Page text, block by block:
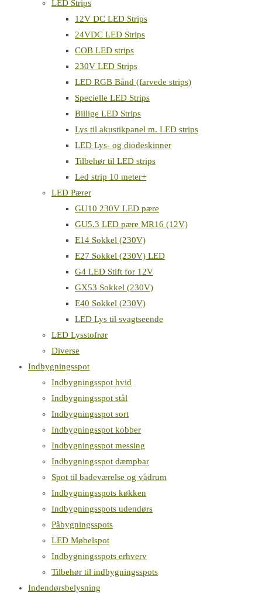
LED Strips
12V DC LED Strips
24VDC LED Strips
COB LED strips
230V LED Strips
LED RGB Bånd (farvede strips)
Specielle LED Strips
Billige LED Strips
Lys til akustikpanel m. LED strips
LED Lys- og diodeskinner
Tilbehør til LED strips
Led strip 10 meter+
LED Pærer
GU10 230V LED pære
GU5.3 LED pære MR16 (12V)
E14 Sokkel (230V)
E27 Sokkel (230V) LED
G4 LED Stift for 12V
GX53 Sokkel (230V)
E40 Sokkel (230V)
LED Lys til svagtseende
LED Lysstofrør
Diverse
Indbygningsspot
Indbygningsspot hvid
Indbygningsspot stål
Indbygningsspot sort
Indbygningsspot kobber
Indbygningsspot messing
Indbygningsspot dæmpbar
Spot til badeværelse og vådrum
Indbygningsspots køkken
Indbygningsspots udendørs
Påbygningsspots
LED Møbelspot
Indbygningsspots erhverv
Tilbehør til indbygningsspots
Indendørsbelysning